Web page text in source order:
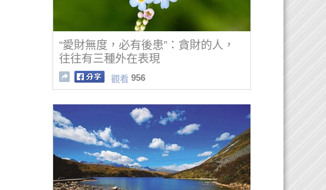
“愛財無度，必有後患”：貪財的人，
往往有三種外在表現
觀看 956